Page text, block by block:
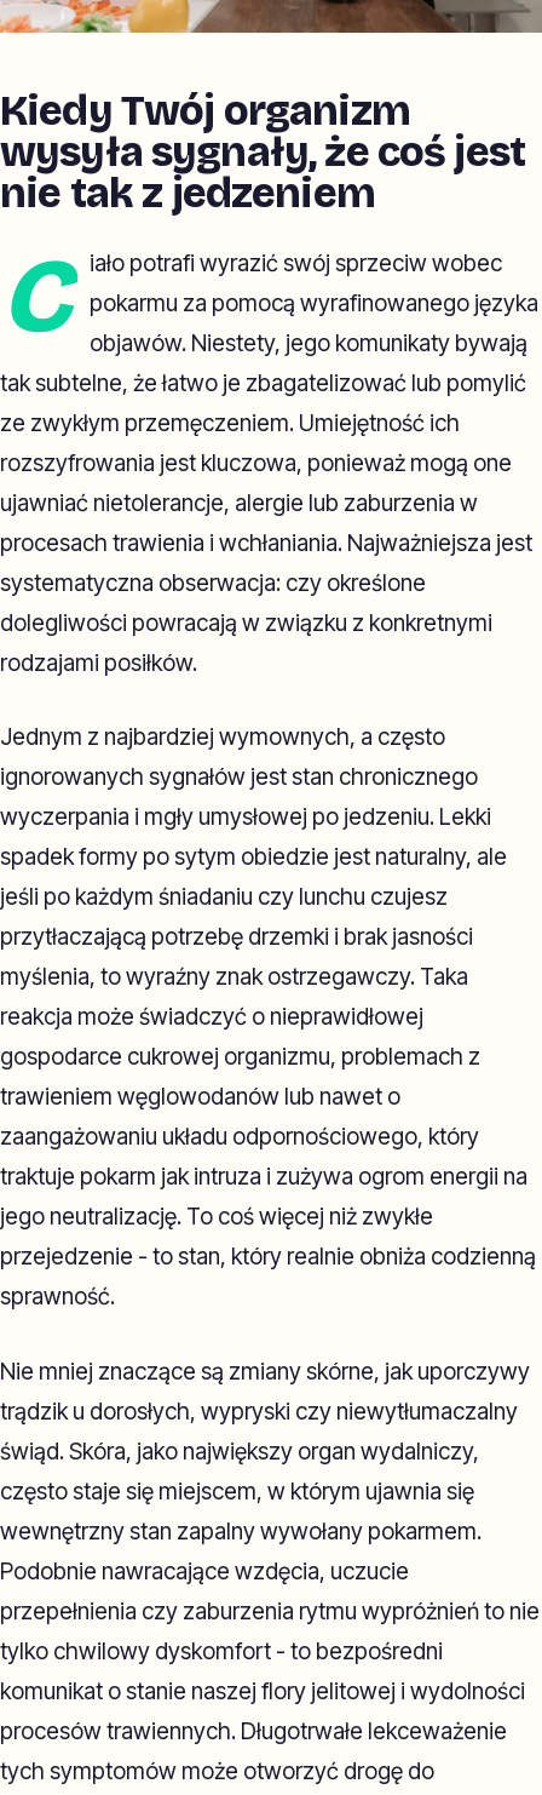
Kiedy Twój organizm
wysyła sygnały, że coś jest
nie tak z jedzeniem
C
iało potrafi wyrazić swój sprzeciw wobec
pokarmu za pomocą wyrafinowanego języka
objawów. Niestety, jego komunikaty bywają
tak subtelne, że łatwo je zbagatelizować lub pomylić
ze zwykłym przemęczeniem. Umiejętność ich
rozszyfrowania jest kluczowa, ponieważ mogą one
ujawniać nietolerancje, alergie lub zaburzenia w
procesach trawienia i wchłaniania. Najważniejsza jest
systematyczna obserwacja: czy określone
dolegliwości powracają w związku z konkretnymi
rodzajami posiłków.
Jednym z najbardziej wymownych, a często
ignorowanych sygnałów jest stan chronicznego
wyczerpania i mgły umysłowej po jedzeniu. Lekki
spadek formy po sytym obiedzie jest naturalny, ale
jeśli po każdym śniadaniu czy lunchu czujesz
przytłaczającą potrzebę drzemki i brak jasności
myślenia, to wyraźny znak ostrzegawczy. Taka
reakcja może świadczyć o nieprawidłowej
gospodarce cukrowej organizmu, problemach z
trawieniem węglowodanów lub nawet o
zaangażowaniu układu odpornościowego, który
traktuje pokarm jak intruza i zużywa ogrom energii na
jego neutralizację. To coś więcej niż zwykłe
przejedzenie - to stan, który realnie obniża codzienną
sprawność.
Nie mniej znaczące są zmiany skórne, jak uporczywy
trądzik u dorosłych, wypryski czy niewytłumaczalny
świąd. Skóra, jako największy organ wydalniczy,
często staje się miejscem, w którym ujawnia się
wewnętrzny stan zapalny wywołany pokarmem.
Podobnie nawracające wzdęcia, uczucie
przepełnienia czy zaburzenia rytmu wypróżnień to nie
tylko chwilowy dyskomfort - to bezpośredni
komunikat o stanie naszej flory jelitowej i wydolności
procesów trawiennych. Długotrwałe lekceważenie
tych symptomów może otworzyć drogę do